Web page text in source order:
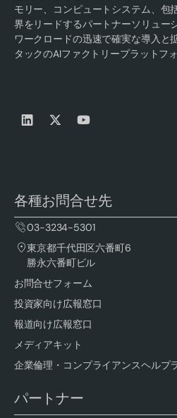
モリー、コンピュートシステム、包
界をリードするパートナーソリュー
ワークロードの迅速で確実な導入と
タックのAIファクトリープラットフ
各種お問合せ先
03-3234-5301
東京都千代田区六番町6
勝永六番町ビル
お問合せフォーム
投資家向け広報窓口
報道向け広報窓口
メディアキット
企業倫理・コンプライアンスヘルプ
パートナー